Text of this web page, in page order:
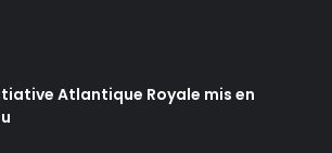
Atlantique Royale mis en